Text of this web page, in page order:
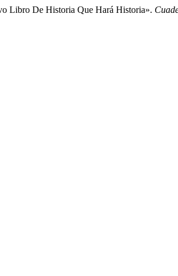
Libro De Historia Que Hará Historia».